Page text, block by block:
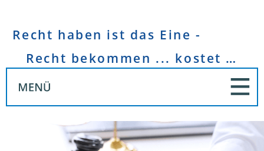
Recht haben ist das Eine -
Recht bekommen ... kostet Geld!